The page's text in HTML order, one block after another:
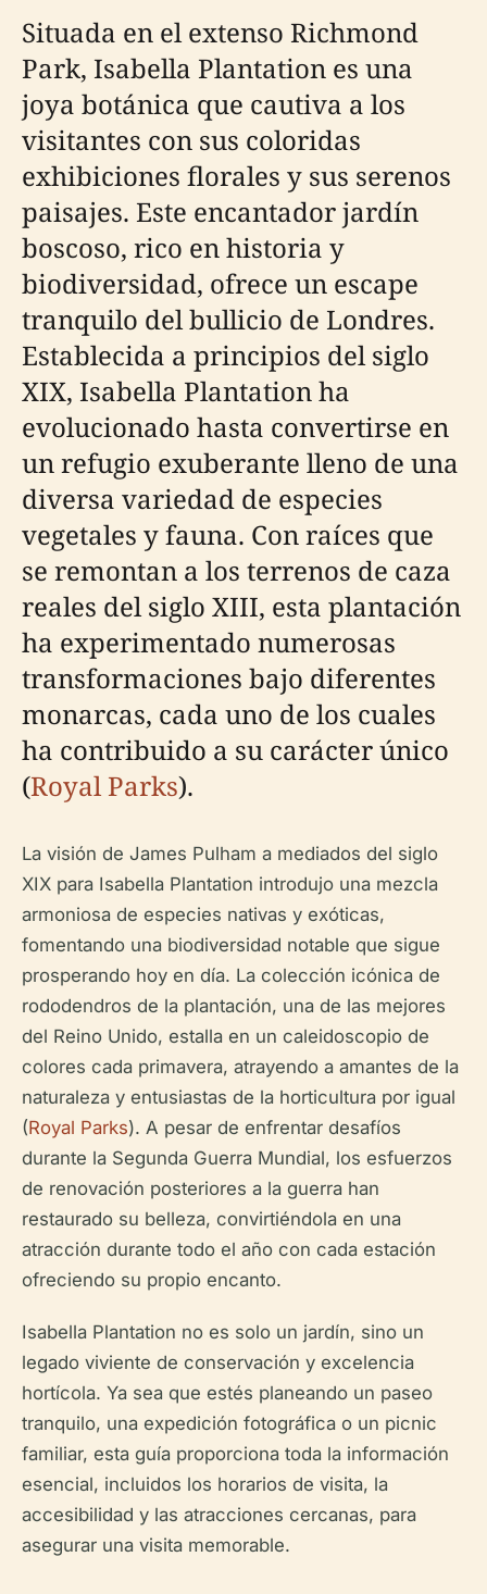
Situada en el extenso Richmond
Park, Isabella Plantation es una
joya botánica que cautiva a los
visitantes con sus coloridas
exhibiciones florales y sus serenos
paisajes. Este encantador jardín
boscoso, rico en historia y
biodiversidad, ofrece un escape
tranquilo del bullicio de Londres.
Establecida a principios del siglo
XIX, Isabella Plantation ha
evolucionado hasta convertirse en
un refugio exuberante lleno de una
diversa variedad de especies
vegetales y fauna. Con raíces que
se remontan a los terrenos de caza
reales del siglo XIII, esta plantación
ha experimentado numerosas
transformaciones bajo diferentes
monarcas, cada uno de los cuales
ha contribuido a su carácter único
(Royal Parks).
La visión de James Pulham a mediados del siglo
XIX para Isabella Plantation introdujo una mezcla
armoniosa de especies nativas y exóticas,
fomentando una biodiversidad notable que sigue
prosperando hoy en día. La colección icónica de
rododendros de la plantación, una de las mejores
del Reino Unido, estalla en un caleidoscopio de
colores cada primavera, atrayendo a amantes de la
naturaleza y entusiastas de la horticultura por igual
(Royal Parks). A pesar de enfrentar desafíos
durante la Segunda Guerra Mundial, los esfuerzos
de renovación posteriores a la guerra han
restaurado su belleza, convirtiéndola en una
atracción durante todo el año con cada estación
ofreciendo su propio encanto.
Isabella Plantation no es solo un jardín, sino un
legado viviente de conservación y excelencia
hortícola. Ya sea que estés planeando un paseo
tranquilo, una expedición fotográfica o un picnic
familiar, esta guía proporciona toda la información
esencial, incluidos los horarios de visita, la
accesibilidad y las atracciones cercanas, para
asegurar una visita memorable.